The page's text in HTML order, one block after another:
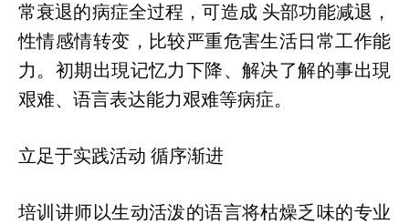
常衰退的病症全过程，可造成 头部功能减退，
性情感情转变，比较严重危害生活日常工作能
力。初期出現记忆力下降、解决了解的事出現
艰难、语言表达能力艰难等病症。
立足于实践活动 循序渐进
培训讲师以生动活泼的语言将枯燥乏味的专业